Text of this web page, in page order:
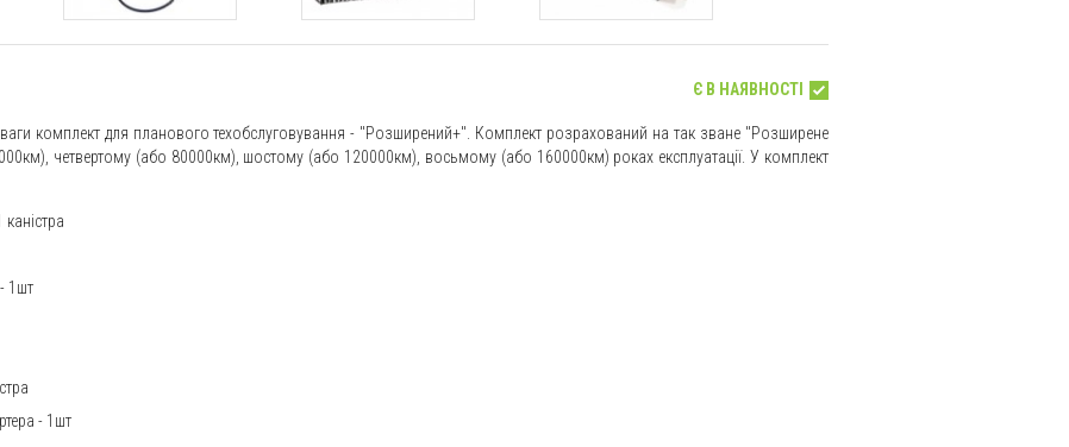
Є В НАЯВНОСТІ
комплект для планового техобслуговування - "Розширений+". Комплект розрахований на так зване "Розширене
четвертому (або 80000км), шостому (або 120000км), восьмому (або 160000км) роках експлуатації. У комплект
1шт
- 1шт